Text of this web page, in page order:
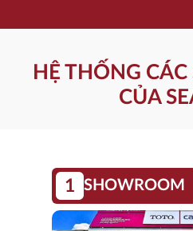
HỆ THỐNG
CỦA
1 SHOWROOM